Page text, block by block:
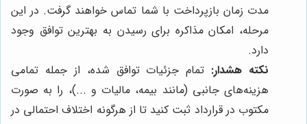
مدت زمان بازپرداخت با شما تماس خواهند گرفت. در این
مرحله، امکان مذاکره برای رسیدن به بهترین توافق وجود
دارد.
نکته هشدار: تمام جزئیات توافق شده، از جمله تمامی
هزینه‌های جانبی (مانند بیمه، مالیات و ...)، را به صورت
مکتوب در قرارداد ثبت کنید تا از هرگونه اختلاف احتمالی در